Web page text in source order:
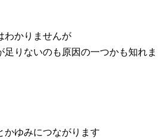
わかりませんが
足りないのも原因の一つかも知れま
ゆみにつながります